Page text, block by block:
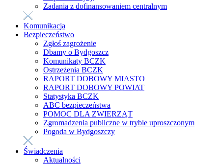
Zadania z dofinansowaniem centralnym
Komunikacja
Bezpieczeństwo
Zgłoś zagrożenie
Dbamy o Bydgoszcz
Komunikaty BCZK
Ostrzeżenia BCZK
RAPORT DOBOWY MIASTO
RAPORT DOBOWY POWIAT
Statystyka BCZK
ABC bezpieczeństwa
POMOC DLA ZWIERZĄT
Zgromadzenia publiczne w trybie uproszczonym
Pogoda w Bydgoszczy
Świadczenia
Aktualności